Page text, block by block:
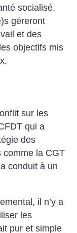
socialisé,
géreront
et des
objectifs mis
sur les
qui a
des
comme la CGT
conduit à un
il n’y a
les
pur et simple